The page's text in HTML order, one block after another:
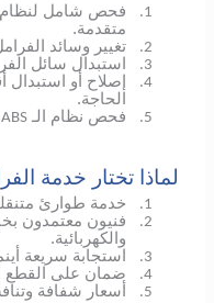
1.
فحص شامل لنظام
متقدمة.
2. تغيير وسائد
3. استبدال سائل
4.
إصلاح أو
الحاجة.
5. فحص نظام الـABS
لماذا تختار خدمة
1. خدمة طوارئ
2.
فنيون معتمدون
والكهربائية.
3. استجابة سريعة
4. ضمان على القطع
5. أسعار شفافة